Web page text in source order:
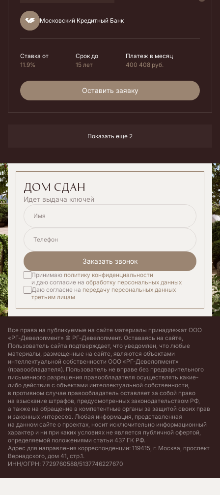
Московский Кредитный Банк
Ставка от
11.9%
Срок до
15 лет
Платеж в месяц
400 408 руб.
Оставить заявку
Показать еще 2
дом сдан
Идет выдача ключей
Имя
Телефон
Заказать звонок
Принимаю политику конфиденциальности
и даю согласие на обработку персональных данных
Даю согласие на передачу персональных данных
третьим лицам
Все права на публикуемые на сайте материалы принадлежат ООО
«РГ-Девелопмент» © РГ-Девелопмент. Оставаясь на сайте,
Пользователь сайта подтверждает, что уведомлен, что любые
материалы, размещенные на сайте, являются объектами
интеллектуальной собственности ООО «РГ-Девелопмент»
(правообладателя). Пользователь не вправе без предварительного
письменного разрешения правообладателя осуществлять какие-
либо действия с объектами интеллектуальной собственности,
в противном случае правообладатель оставляет за собой право
на взыскание штрафов, предусмотренных законодательством РФ,
а также на обращение в компетентные органы за защитой своих прав
и законных интересов. Любая информация, представленная
на данном сайте о проектах, носит исключительно информационный
характер и ни при каких условиях не является публичной офертой,
определяемой положениями статьи 437 ГК РФ.
Адрес для направления корреспонденции: 119415, г. Москва, проспект
Вернадского, дом 41, стр.1.
ИНН/ОГРН: 7729760588/5137746227670